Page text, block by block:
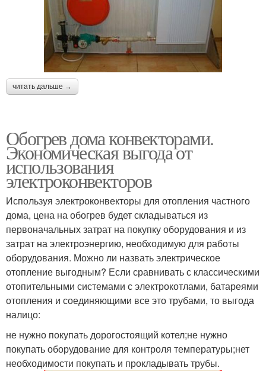
читать дальше →
Обогрев дома конвекторами.
Экономическая выгода от
использования
электроконвекторов
Используя электроконвекторы для отопления частного
дома, цена на обогрев будет складываться из
первоначальных затрат на покупку оборудования и из
затрат на электроэнергию, необходимую для работы
оборудования. Можно ли назвать электрическое
отопление выгодным? Если сравнивать с классическими
отопительными системами с электрокотлами, батареями
отопления и соединяющими все это трубами, то выгода
налицо:
не нужно покупать дорогостоящий котел;не нужно
покупать оборудование для контроля температуры;нет
необходимости покупать и прокладывать трубы.